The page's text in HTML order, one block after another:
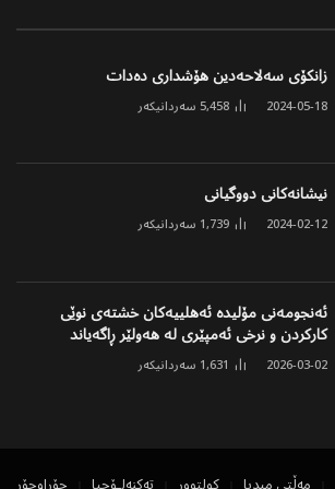
زانکۆی سەلاحەدین هۆشداری دەدات
2024-05-18
5,458 سەردانیکەر
نیشانەکانی دووگیانی
2024-02-12
1,739 سەردانیکەر
ئەنجومەنی مۆلیدە ئەهلییەکان خشتەی نوێی
کارکردن و نرخی ئەمپێری لە هەولێر ڕاگەیاند
2026-03-02
1,631 سەردانیکەر